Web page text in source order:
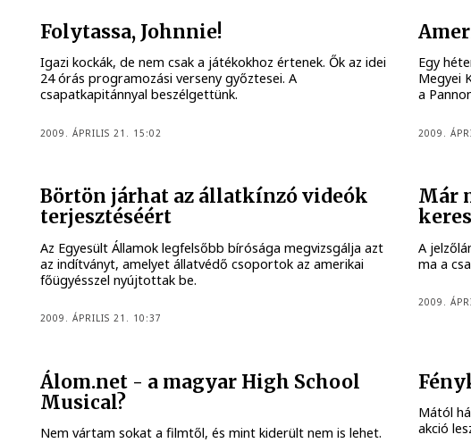
Folytassa, Johnnie!
Igazi kockák, de nem csak a játékokhoz értenek. Ők az idei
24 órás programozási verseny győztesei. A
csapatkapitánnyal beszélgettünk.
2009. ÁPRILIS 21. 15:02
Egy
Megyei
a
2009.
Börtön járhat az állatkínzó videók
terjesztéséért
Az Egyesült Államok legfelsőbb bírósága megvizsgálja azt
az indítványt, amelyet állatvédő csoportok az amerikai
főügyésszel nyújtottak be.
2009. ÁPRILIS 21. 10:37
Már
A
ma a
2009.
Álom.net - a magyar High School
Musical?
Nem vártam sokat a filmtől, és mint kiderült nem is lehet.
Mától
akció